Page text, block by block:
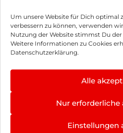
Um unsere Website für Dich optimal
verbessern zu können, verwenden
Nutzung der Website stimmst Du
Weitere Informationen zu Cookies
Datenschutzerklärung.
Alle
Nur erforderliche
Einstellungen
Impressum
Hinweis zur Batterieentsorgung